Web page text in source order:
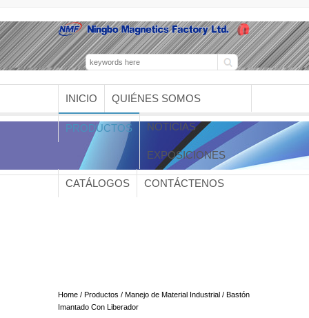
INICIO QUIÉNES SOMOS
PRODUCTOS NOTICIAS
EXPOSICIONES
CATÁLOGOS CONTÁCTENOS
Home / Productos / Manejo de Material Industrial / Bastón
Imantado Con Liberador